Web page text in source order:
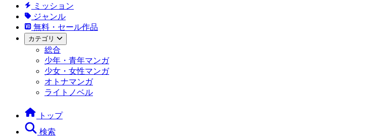
ミッション
ジャンル
無料・セール作品
カテゴリ
総合
少年・青年マンガ
少女・女性マンガ
オトナマンガ
ライトノベル
トップ
検索